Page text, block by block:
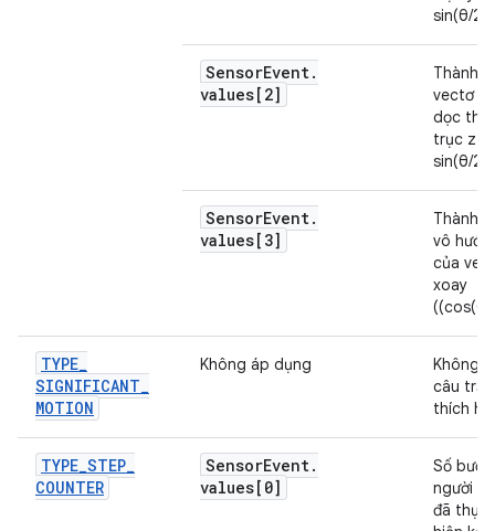
sin(θ/
SensorEvent.
values[2]
Thành
vectơ
dọc
trục z
sin(θ/
SensorEvent.
values[3]
Thành
vô
của
xoay
((cos(θ/
TYPE_
SIGNIFICANT_
MOTION
Không áp dụng
Không
câu trả
thích
TYPE_STEP_
COUNTER
SensorEvent.
values[0]
Số
người
đã thực